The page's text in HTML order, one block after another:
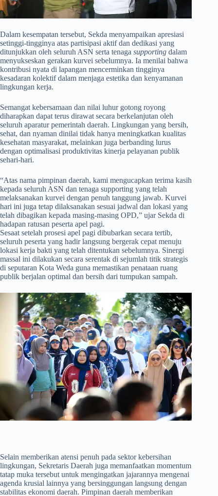
​Dalam kesempatan tersebut, Sekda menyampaikan apresiasi
setinggi-tingginya atas partisipasi aktif dan dedikasi yang
ditunjukkan oleh seluruh ASN serta tenaga supporting dalam
menyukseskan gerakan kurvei sebelumnya. Ia menilai bahwa
kontribusi nyata di lapangan mencerminkan tingginya
kesadaran kolektif dalam menjaga estetika dan kenyamanan
lingkungan kerja.
​Semangat kebersamaan dan nilai luhur gotong royong
diharapkan dapat terus dirawat secara berkelanjutan oleh
seluruh aparatur pemerintah daerah. Lingkungan yang bersih,
sehat, dan nyaman dinilai tidak hanya meningkatkan kualitas
kesehatan masyarakat, melainkan juga berbanding lurus
dengan optimalisasi produktivitas kinerja pelayanan publik
sehari-hari.
​“Atas nama pimpinan daerah, kami mengucapkan terima kasih
kepada seluruh ASN dan tenaga supporting yang telah
melaksanakan kurvei dengan penuh tanggung jawab. Kurvei
hari ini juga tetap dilaksanakan sesuai jadwal dan lokasi yang
telah dibagikan kepada masing-masing OPD,” ujar Sekda di
hadapan ratusan peserta apel pagi.
Sesaat setelah prosesi apel pagi dibubarkan secara tertib,
seluruh peserta yang hadir langsung bergerak cepat menuju
lokasi kerja bakti yang telah ditentukan sebelumnya. Sinergi
massal ini dilakukan secara serentak di sejumlah titik strategis
di seputaran Kota Weda guna memastikan penataan ruang
publik berjalan optimal dan bersih dari tumpukan sampah.
​Selain memberikan atensi penuh pada sektor kebersihan
lingkungan, Sekretaris Daerah juga memanfaatkan momentum
tatap muka tersebut untuk mengingatkan jajarannya mengenai
agenda krusial lainnya yang bersinggungan langsung dengan
stabilitas ekonomi daerah. Pimpinan daerah memberikan